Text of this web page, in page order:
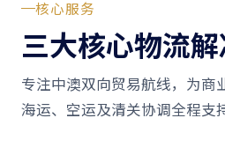
核心服务
三大核心物流
专注中澳双向贸易航线，为商
海运、空运及清关协调全程支